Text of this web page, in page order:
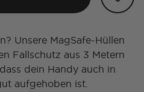
Unsere MagSafe-Hüllen
Fallschutz aus 3 Metern
dein Handy auch in
aufgehoben ist.